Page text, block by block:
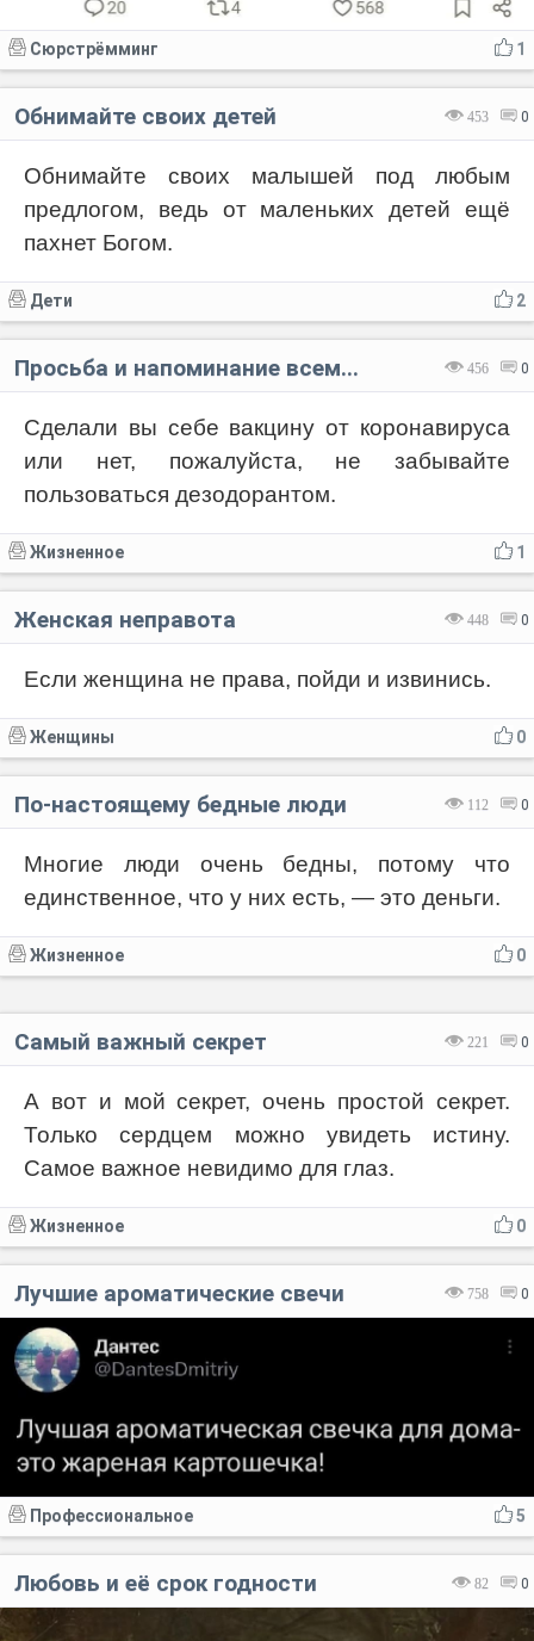
1
Сюрстрёмминг
453 0
Обнимайте своих детей
Обнимайте своих малышей под любым
предлогом, ведь от маленьких детей ещё
пахнет Богом.
2
Дети
456 0
Просьба и напоминание всем...
Сделали вы себе вакцину от коронавируса
или нет, пожалуйста, не забывайте
пользоваться дезодорантом.
1
Жизненное
448 0
Женская неправота
Если женщина не права, пойди и извинись.
0
Женщины
112 0
По-настоящему бедные люди
Многие люди очень бедны, потому что
единственное, что у них есть, — это деньги.
0
Жизненное
221 0
Самый важный секрет
А вот и мой секрет, очень простой секрет.
Только сердцем можно увидеть истину.
Самое важное невидимо для глаз.
0
Жизненное
758 0
Лучшие ароматические свечи
5
Профессиональное
82 0
Любовь и её срок годности